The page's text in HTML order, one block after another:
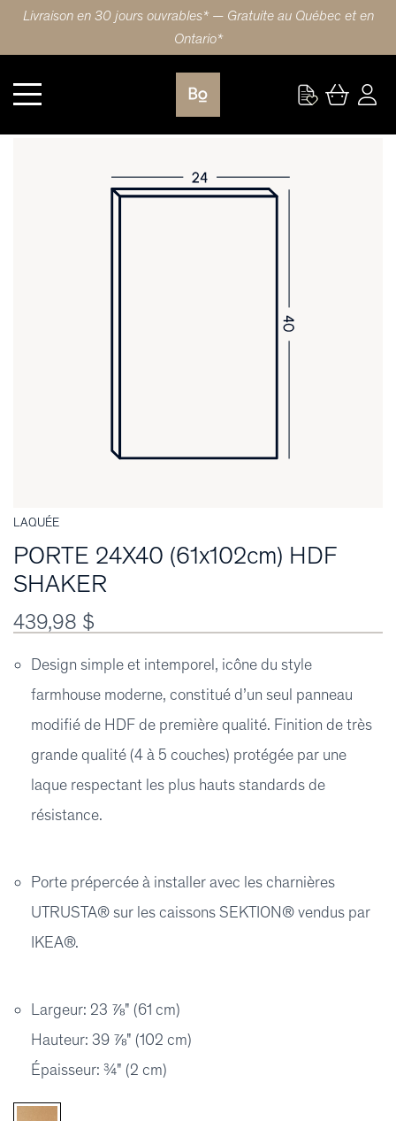
Livraison en 30 jours ouvrables* — Gratuite au Québec et en
Ontario*
Cuisine PORTE 24X40 (61x102cm) HDF SHAKER
LAQUÉE
PORTE 24X40 (61x102cm) HDF
SHAKER
439,98 $
Design simple et intemporel, icône du style
farmhouse moderne, constitué d’un seul panneau
modifié de HDF de première qualité. Finition de très
grande qualité (4 à 5 couches) protégée par une
laque respectant les plus hauts standards de
résistance.
Porte prépercée à installer avec les charnières
UTRUSTA® sur les caissons SEKTION® vendus par
IKEA®.
Largeur: 23 ⅞" (61 cm)
Hauteur: 39 ⅞" (102 cm)
Épaisseur: ¾" (2 cm)